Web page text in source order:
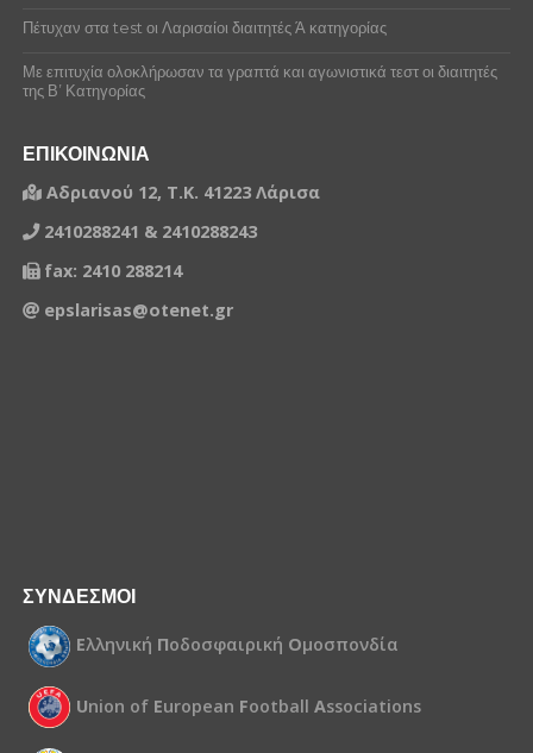
Πέτυχαν στα test οι Λαρισαίοι διαιτητές Ά κατηγορίας
Με επιτυχία ολοκλήρωσαν τα γραπτά και αγωνιστικά τεστ οι διαιτητές
της Β’ Κατηγορίας
ΕΠΙΚΟΙΝΩΝΙΑ
Αδριανού 12, Τ.Κ. 41223 Λάρισα
2410288241 & 2410288243
fax: 2410 288214
epslarisas@otenet.gr
ΣΥΝΔΕΣΜΟΙ
Ελληνική Ποδοσφαιρική Ομοσπονδία
Union of European Football Associations